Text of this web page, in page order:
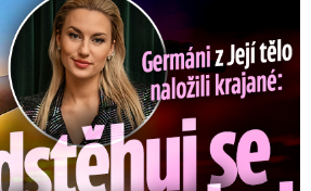
se, vzkázali jí krajané